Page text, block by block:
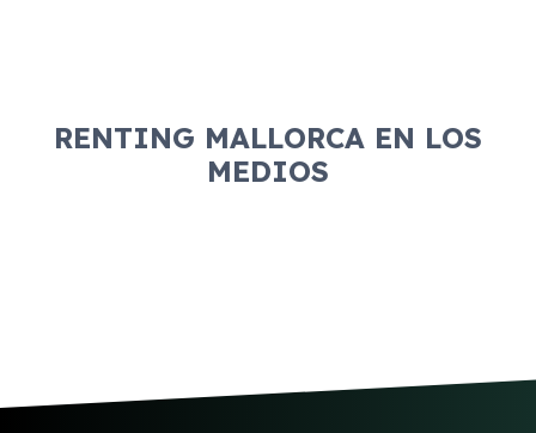
RENTING MALLORCA EN LOS
MEDIOS